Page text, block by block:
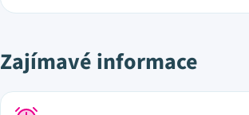
Zajímavé informace